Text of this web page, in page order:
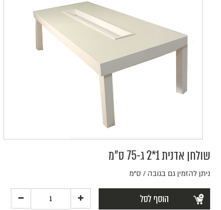
שולחן אדנית 1*2 ג-75 ס"מ
ניתן להזמין גם בגובה / ס"מ
הוסף לסל